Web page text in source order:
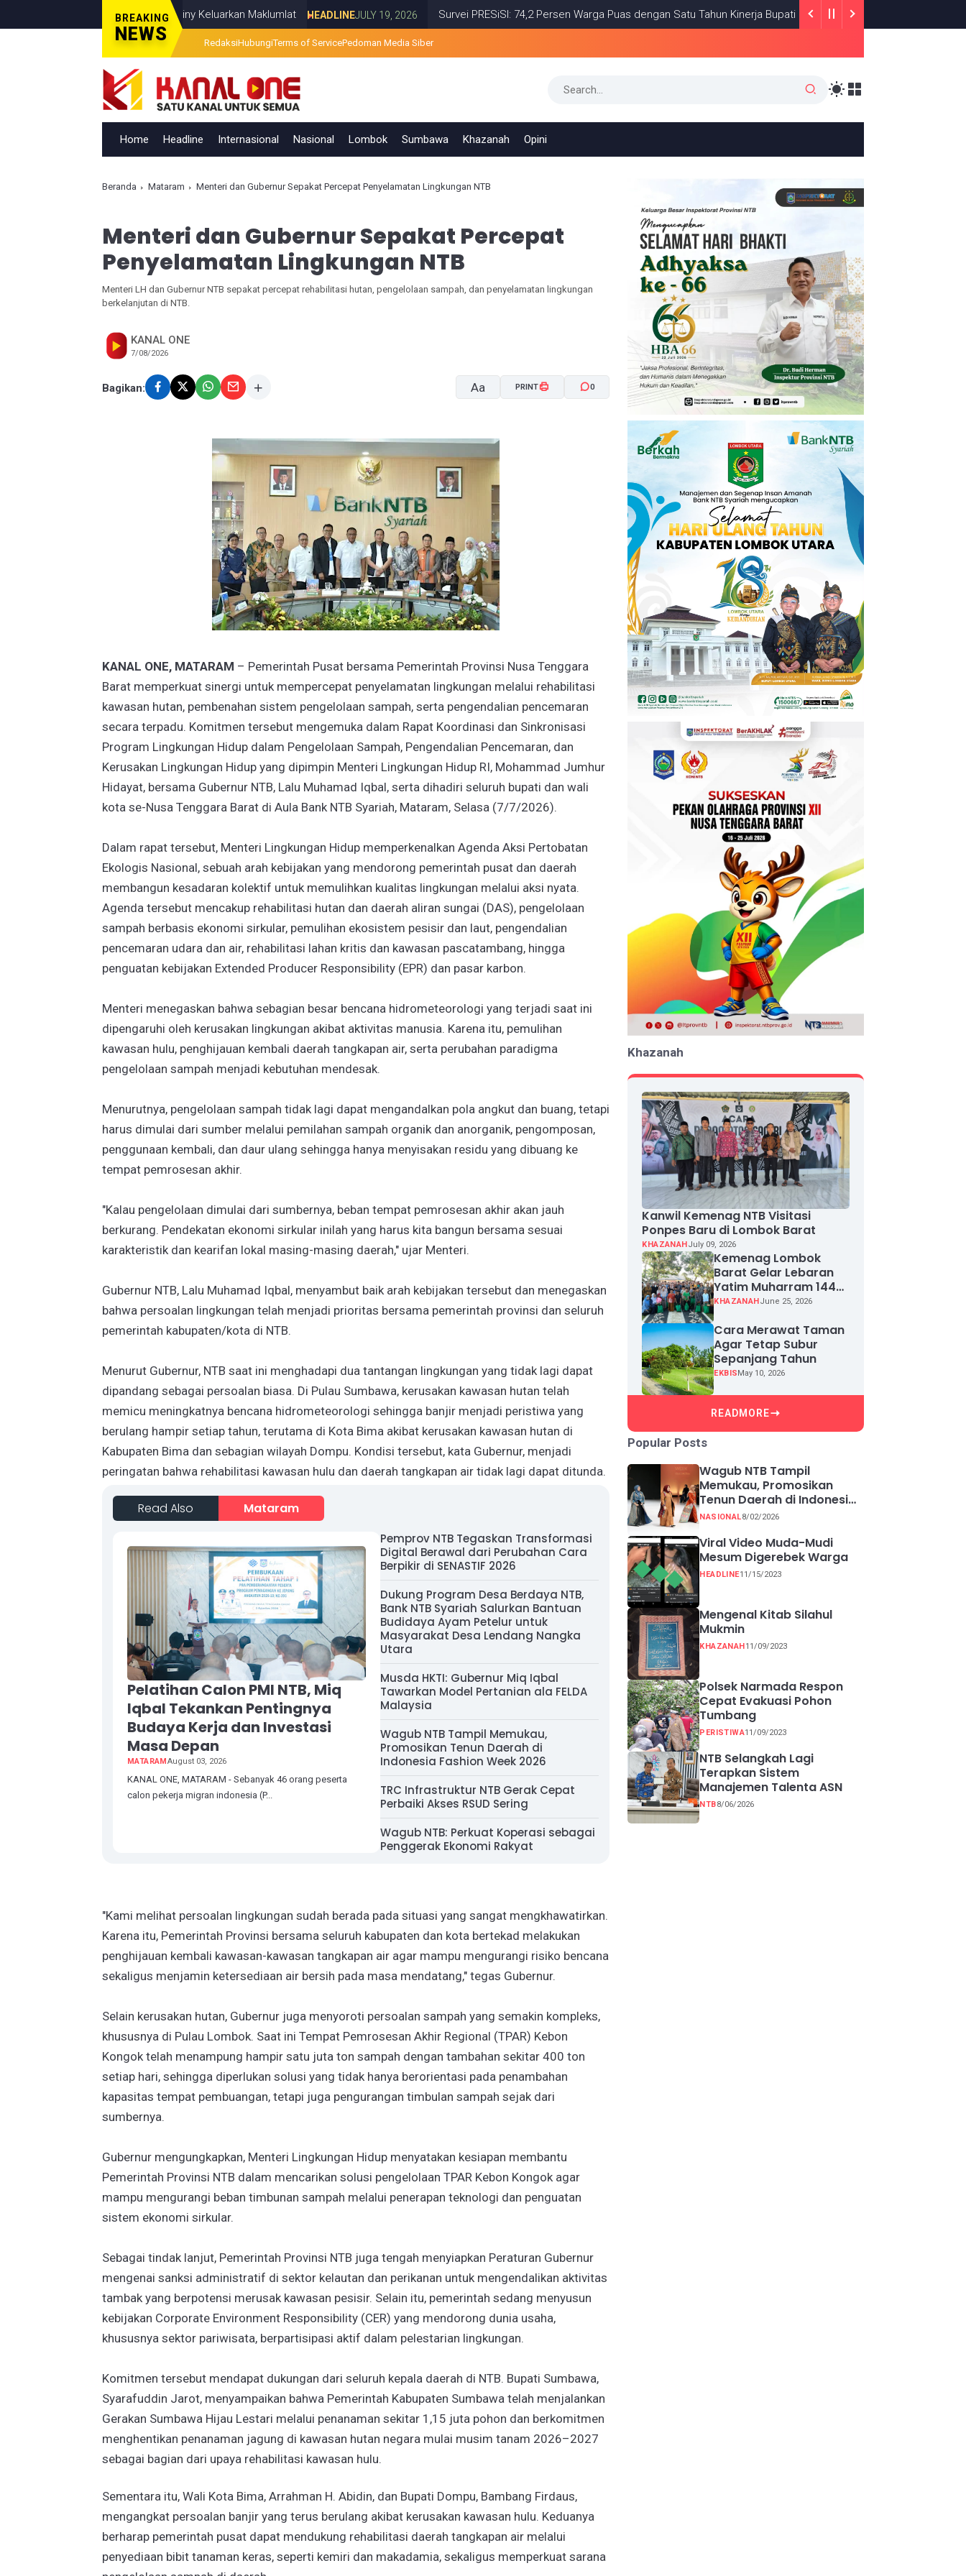
BREAKING
NEWS
Ponpes Al-Ishlahuddiny Keluarkan Maklumlat HEADLINE JULY 19, 2026 Survei PRESiSI: 74,2 Persen Warga Puas dengan Satu Tahun Kinerja Bupati Lombok Timur HEADLINE
RedaksiHubungiTerms of ServicePedoman Media Siber
Home Headline Internasional Nasional Lombok Sumbawa Khazanah Opini
Beranda Mataram Menteri dan Gubernur Sepakat Percepat Penyelamatan Lingkungan NTB
Menteri dan Gubernur Sepakat Percepat
Penyelamatan Lingkungan NTB
Menteri LH dan Gubernur NTB sepakat percepat rehabilitasi hutan, pengelolaan sampah, dan penyelamatan lingkungan
berkelanjutan di NTB.
KANAL ONE
7/08/2026
Bagikan: Aa PRINT 0
KANAL ONE, MATARAM – Pemerintah Pusat bersama Pemerintah Provinsi Nusa Tenggara
Barat memperkuat sinergi untuk mempercepat penyelamatan lingkungan melalui rehabilitasi
kawasan hutan, pembenahan sistem pengelolaan sampah, serta pengendalian pencemaran
secara terpadu. Komitmen tersebut mengemuka dalam Rapat Koordinasi dan Sinkronisasi
Program Lingkungan Hidup dalam Pengelolaan Sampah, Pengendalian Pencemaran, dan
Kerusakan Lingkungan Hidup yang dipimpin Menteri Lingkungan Hidup RI, Mohammad Jumhur
Hidayat, bersama Gubernur NTB, Lalu Muhamad Iqbal, serta dihadiri seluruh bupati dan wali
kota se-Nusa Tenggara Barat di Aula Bank NTB Syariah, Mataram, Selasa (7/7/2026).
Dalam rapat tersebut, Menteri Lingkungan Hidup memperkenalkan Agenda Aksi Pertobatan
Ekologis Nasional, sebuah arah kebijakan yang mendorong pemerintah pusat dan daerah
membangun kesadaran kolektif untuk memulihkan kualitas lingkungan melalui aksi nyata.
Agenda tersebut mencakup rehabilitasi hutan dan daerah aliran sungai (DAS), pengelolaan
sampah berbasis ekonomi sirkular, pemulihan ekosistem pesisir dan laut, pengendalian
pencemaran udara dan air, rehabilitasi lahan kritis dan kawasan pascatambang, hingga
penguatan kebijakan Extended Producer Responsibility (EPR) dan pasar karbon.
Menteri menegaskan bahwa sebagian besar bencana hidrometeorologi yang terjadi saat ini
dipengaruhi oleh kerusakan lingkungan akibat aktivitas manusia. Karena itu, pemulihan
kawasan hulu, penghijauan kembali daerah tangkapan air, serta perubahan paradigma
pengelolaan sampah menjadi kebutuhan mendesak.
Menurutnya, pengelolaan sampah tidak lagi dapat mengandalkan pola angkut dan buang, tetapi
harus dimulai dari sumber melalui pemilahan sampah organik dan anorganik, pengomposan,
penggunaan kembali, dan daur ulang sehingga hanya menyisakan residu yang dibuang ke
tempat pemrosesan akhir.
"Kalau pengelolaan dimulai dari sumbernya, beban tempat pemrosesan akhir akan jauh
berkurang. Pendekatan ekonomi sirkular inilah yang harus kita bangun bersama sesuai
karakteristik dan kearifan lokal masing-masing daerah," ujar Menteri.
Gubernur NTB, Lalu Muhamad Iqbal, menyambut baik arah kebijakan tersebut dan menegaskan
bahwa persoalan lingkungan telah menjadi prioritas bersama pemerintah provinsi dan seluruh
pemerintah kabupaten/kota di NTB.
Menurut Gubernur, NTB saat ini menghadapi dua tantangan lingkungan yang tidak lagi dapat
dipandang sebagai persoalan biasa. Di Pulau Sumbawa, kerusakan kawasan hutan telah
memicu meningkatnya bencana hidrometeorologi sehingga banjir menjadi peristiwa yang
berulang hampir setiap tahun, terutama di Kota Bima akibat kerusakan kawasan hutan di
Kabupaten Bima dan sebagian wilayah Dompu. Kondisi tersebut, kata Gubernur, menjadi
peringatan bahwa rehabilitasi kawasan hulu dan daerah tangkapan air tidak lagi dapat ditunda.
Read Also Mataram
Pelatihan Calon PMI NTB, Miq
Iqbal Tekankan Pentingnya
Budaya Kerja dan Investasi
Masa Depan
MATARAMAugust 03, 2026
KANAL ONE, MATARAM - Sebanyak 46 orang peserta
calon pekerja migran indonesia (P...
Pemprov NTB Tegaskan Transformasi
Digital Berawal dari Perubahan Cara
Berpikir di SENASTIF 2026
Dukung Program Desa Berdaya NTB,
Bank NTB Syariah Salurkan Bantuan
Budidaya Ayam Petelur untuk
Masyarakat Desa Lendang Nangka
Utara
Musda HKTI: Gubernur Miq Iqbal
Tawarkan Model Pertanian ala FELDA
Malaysia
Wagub NTB Tampil Memukau,
Promosikan Tenun Daerah di
Indonesia Fashion Week 2026
TRC Infrastruktur NTB Gerak Cepat
Perbaiki Akses RSUD Sering
Wagub NTB: Perkuat Koperasi sebagai
Penggerak Ekonomi Rakyat
"Kami melihat persoalan lingkungan sudah berada pada situasi yang sangat mengkhawatirkan.
Karena itu, Pemerintah Provinsi bersama seluruh kabupaten dan kota bertekad melakukan
penghijauan kembali kawasan-kawasan tangkapan air agar mampu mengurangi risiko bencana
sekaligus menjamin ketersediaan air bersih pada masa mendatang," tegas Gubernur.
Selain kerusakan hutan, Gubernur juga menyoroti persoalan sampah yang semakin kompleks,
khususnya di Pulau Lombok. Saat ini Tempat Pemrosesan Akhir Regional (TPAR) Kebon
Kongok telah menampung hampir satu juta ton sampah dengan tambahan sekitar 400 ton
setiap hari, sehingga diperlukan solusi yang tidak hanya berorientasi pada penambahan
kapasitas tempat pembuangan, tetapi juga pengurangan timbulan sampah sejak dari
sumbernya.
Gubernur mengungkapkan, Menteri Lingkungan Hidup menyatakan kesiapan membantu
Pemerintah Provinsi NTB dalam mencarikan solusi pengelolaan TPAR Kebon Kongok agar
mampu mengurangi beban timbunan sampah melalui penerapan teknologi dan penguatan
sistem ekonomi sirkular.
Sebagai tindak lanjut, Pemerintah Provinsi NTB juga tengah menyiapkan Peraturan Gubernur
mengenai sanksi administratif di sektor kelautan dan perikanan untuk mengendalikan aktivitas
tambak yang berpotensi merusak kawasan pesisir. Selain itu, pemerintah sedang menyusun
kebijakan Corporate Environment Responsibility (CER) yang mendorong dunia usaha,
khususnya sektor pariwisata, berpartisipasi aktif dalam pelestarian lingkungan.
Komitmen tersebut mendapat dukungan dari seluruh kepala daerah di NTB. Bupati Sumbawa,
Syarafuddin Jarot, menyampaikan bahwa Pemerintah Kabupaten Sumbawa telah menjalankan
Gerakan Sumbawa Hijau Lestari melalui penanaman sekitar 1,15 juta pohon dan berkomitmen
menghentikan penanaman jagung di kawasan hutan negara mulai musim tanam 2026–2027
sebagai bagian dari upaya rehabilitasi kawasan hulu.
Sementara itu, Wali Kota Bima, Arrahman H. Abidin, dan Bupati Dompu, Bambang Firdaus,
mengangkat persoalan banjir yang terus berulang akibat kerusakan kawasan hulu. Keduanya
berharap pemerintah pusat dapat mendukung rehabilitasi daerah tangkapan air melalui
penyediaan bibit tanaman keras, seperti kemiri dan makadamia, sekaligus memperkuat sarana
Khazanah
Kanwil Kemenag NTB Visitasi
Ponpes Baru di Lombok Barat
KHAZANAHJuly 09, 2026
Kemenag Lombok
Barat Gelar Lebaran
Yatim Muharram 1448
H, Puluhan Anak Yatim
KHAZANAHJune 25, 2026
Cara Merawat Taman
Agar Tetap Subur
Sepanjang Tahun
EKBISMay 10, 2026
READMORE
Popular Posts
Wagub NTB Tampil
Memukau, Promosikan
Tenun Daerah di Indonesia
Fashion Week 2026
NASIONAL8/02/2026
Viral Video Muda-Mudi
Mesum Digerebek Warga
HEADLINE11/15/2023
Mengenal Kitab Silahul
Mukmin
KHAZANAH11/09/2023
Polsek Narmada Respon
Cepat Evakuasi Pohon
Tumbang
PERISTIWA11/09/2023
NTB Selangkah Lagi
Terapkan Sistem
Manajemen Talenta ASN
NTB8/06/2026